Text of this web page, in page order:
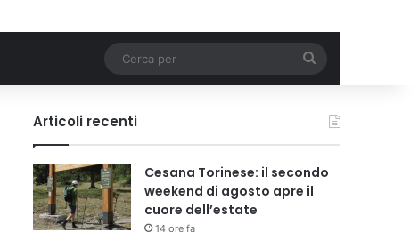
per
Articoli recenti
Cesana Torinese: il secondo
weekend di agosto apre il
cuore dell’estate
14 ore fa